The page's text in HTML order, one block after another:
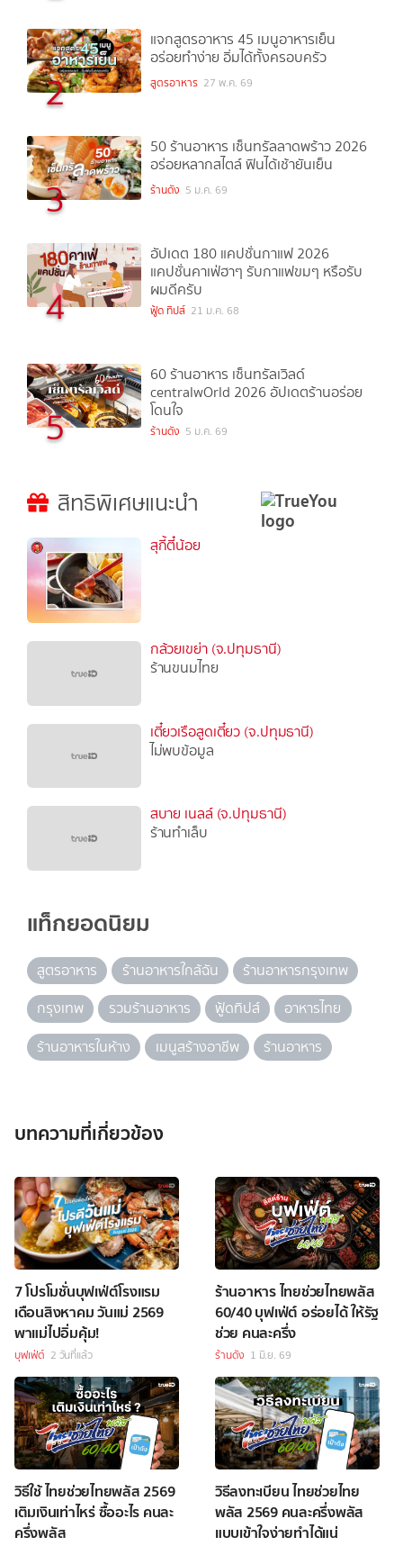
2
แจกสูตรอาหาร 45 เมนูอาหารเย็น
อร่อยทำง่าย อิ่มได้ทั้งครอบครัว
สูตรอาหาร 27 พ.ค. 69
3
50 ร้านอาหาร เซ็นทรัลลาดพร้าว 2026
อร่อยหลากสไตล์ ฟินได้เช้ายันเย็น
ร้านดัง 5 ม.ค. 69
4
อัปเดต 180 แคปชั่นกาแฟ 2026
แคปชั่นคาเฟ่ฮาๆ รับกาแฟขมๆ หรือรับ
ผมดีครับ
ฟู้ด ทิปส์ 21 ม.ค. 68
5
60 ร้านอาหาร เซ็นทรัลเวิลด์
centralwOrld 2026 อัปเดตร้านอร่อย
โดนใจ
ร้านดัง 5 ม.ค. 69
สิทธิพิเศษแนะนำ
สุกี้ตี๋น้อย
กล้วยเขย่า (จ.ปทุมธานี)
ร้านขนมไทย
เตี๋ยวเรือสูดเตี๋ยว (จ.ปทุมธานี)
ไม่พบข้อมูล
สบาย เนลล์ (จ.ปทุมธานี)
ร้านทำเล็บ
แท็กยอดนิยม
สูตรอาหาร ร้านอาหารใกล้ฉัน
ร้านอาหารกรุงเทพ
กรุงเทพ
รวมร้านอาหาร ฟู้ดทิปส์
อาหารไทย
ร้านอาหารในห้าง
เมนูสร้างอาชีพ ร้านอาหาร
บทความที่เกี่ยวข้อง
7 โปรโมชั่นบุฟเฟ่ต์โรงแรม
เดือนสิงหาคม วันแม่ 2569
พาแม่ไปอิ่มคุ้ม!
บุฟเฟ่ต์ 2 วันที่แล้ว
ร้านอาหาร ไทยช่วยไทยพลัส
60/40 บุฟเฟ่ต์ อร่อยได้ ให้รัฐ
ช่วย คนละครึ่ง
ร้านดัง 1 มิ.ย. 69
วิธีใช้ ไทยช่วยไทยพลัส 2569
เติมเงินเท่าไหร่ ซื้ออะไร คนละ
ครึ่งพลัส
วิธีลงทะเบียน ไทยช่วยไทย
พลัส 2569 คนละครึ่งพลัส
แบบเข้าใจง่ายทำได้แน่